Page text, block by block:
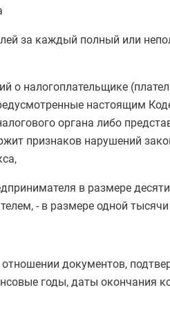
за каждый полный или
о налогоплательщике
настоящим
органа либо
признаков нарушений
в размере
- в размере одной тысячи
документов,
годы, даты окончания